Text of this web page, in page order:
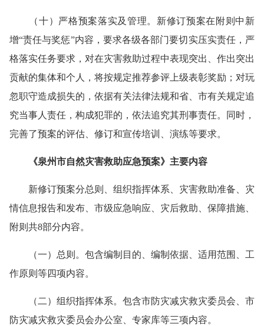
（十）严格预案落实及管理。新修订预案在附则中新
增“责任与奖惩”内容，要求各级各部门要切实压实责任，严
格落实任务要求，对在灾害救助过程中表现突出、作出突出
贡献的集体和个人，将按规定推荐参评上级表彰奖励；对玩
忽职守造成损失的，依据有关法律法规和省、市有关规定追
究当事人责任，构成犯罪的，依法追究其刑事责任。同时，
完善了预案的评估、修订和宣传培训、演练等要求。
《泉州市自然灾害救助应急预案》主要内容
新修订预案分总则、组织指挥体系、灾害救助准备、灾
情信息报告和发布、市级应急响应、灾后救助、保障措施、
附则共8部分内容。
（一）总则。包含编制目的、编制依据、适用范围、工
作原则等四项内容。
（二）组织指挥体系。包含市防灾减灾救灾委员会、市
防灾减灾救灾委员会办公室、专家库等三项内容。